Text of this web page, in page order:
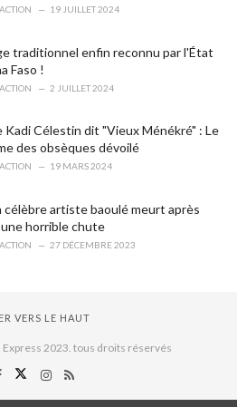
19 JUILLET 2024
traditionnel enfin reconnu par l'État
Faso !
2 JUILLET 2024
Kadi Célestin dit "Vieux Ménékré" : Le
des obsèques dévoilé
19 MARS 2024
célèbre artiste baoulé meurt après
horrible chute
27 DÉCEMBRE 2023
VERS LE HAUT
2023. tous droits réservés